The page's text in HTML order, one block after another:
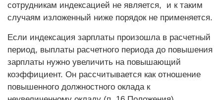
сотрудникам индексацией не является, и к таким
случаям изложенный ниже порядок не применяется.
Если индексация зарплаты произошла в расчетный
период, выплаты расчетного периода до повышения
зарплаты нужно увеличить на повышающий
коэффициент. Он рассчитывается как отношение
повышенного должностного оклада к